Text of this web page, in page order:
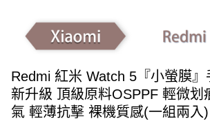
Redmi 紅米 Watch 5『小螢膜
新升級 頂級原料OSPPF 輕微划
氣 輕薄抗擊 裸機質感(一組兩入)